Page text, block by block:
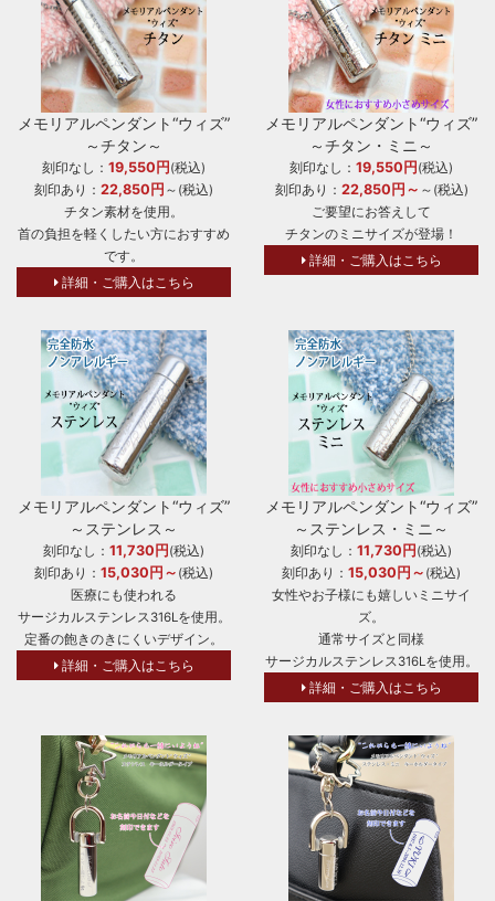
メモリアルペンダント“ウィズ”
～チタン～
刻印なし： 19,550円 (税込)
刻印あり： 22,850円 ～(税込)
チタン素材を使用。
首の負担を軽くしたい方におすすめ
です。
詳細・ご購入はこちら
メモリアルペンダント“ウィズ”
～チタン・ミニ～
刻印なし： 19,550円 (税込)
刻印あり： 22,850円～ ～(税込)
ご要望にお答えして
チタンのミニサイズが登場！
詳細・ご購入はこちら
メモリアルペンダント“ウィズ”
～ステンレス～
刻印なし： 11,730円 (税込)
刻印あり： 15,030円～ (税込)
医療にも使われる
サージカルステンレス316Lを使用。
定番の飽きのきにくいデザイン。
詳細・ご購入はこちら
メモリアルペンダント“ウィズ”
～ステンレス・ミニ～
刻印なし： 11,730円 (税込)
刻印あり： 15,030円～ (税込)
女性やお子様にも嬉しいミニサイ
ズ。
通常サイズと同様
サージカルステンレス316Lを使用。
詳細・ご購入はこちら